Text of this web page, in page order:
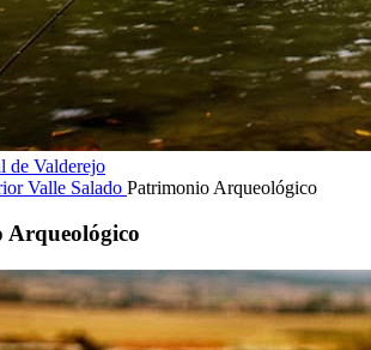
de Valderejo
Valle Salado Patrimonio Arqueológico
Arqueológico